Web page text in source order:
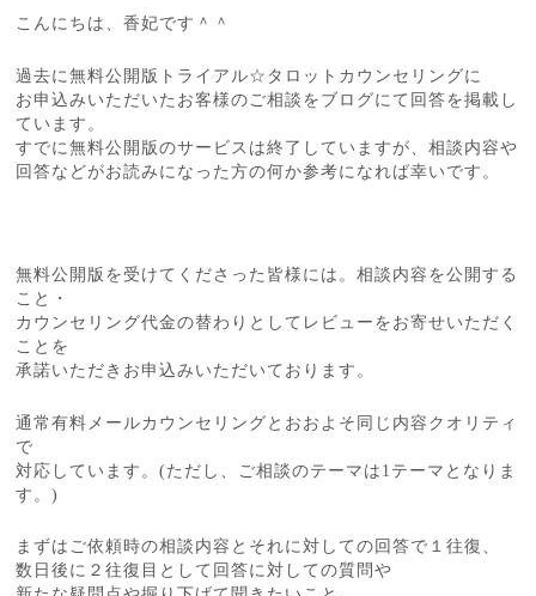
こんにちは、香妃です＾＾
過去に無料公開版トライアル☆タロットカウンセリングに
お申込みいただいたお客様のご相談をブログにて回答を掲載し
ています。
すでに無料公開版のサービスは終了していますが、相談内容や
回答などがお読みになった方の何か参考になれば幸いです。
無料公開版を受けてくださった皆様には。相談内容を公開する
こと・
カウンセリング代金の替わりとしてレビューをお寄せいただく
ことを
承諾いただきお申込みいただいております。
通常有料メールカウンセリングとおおよそ同じ内容クオリティ
で
対応しています。(ただし、ご相談のテーマは1テーマとなりま
す。)
まずはご依頼時の相談内容とそれに対しての回答で１往復、
数日後に２往復目として回答に対しての質問や